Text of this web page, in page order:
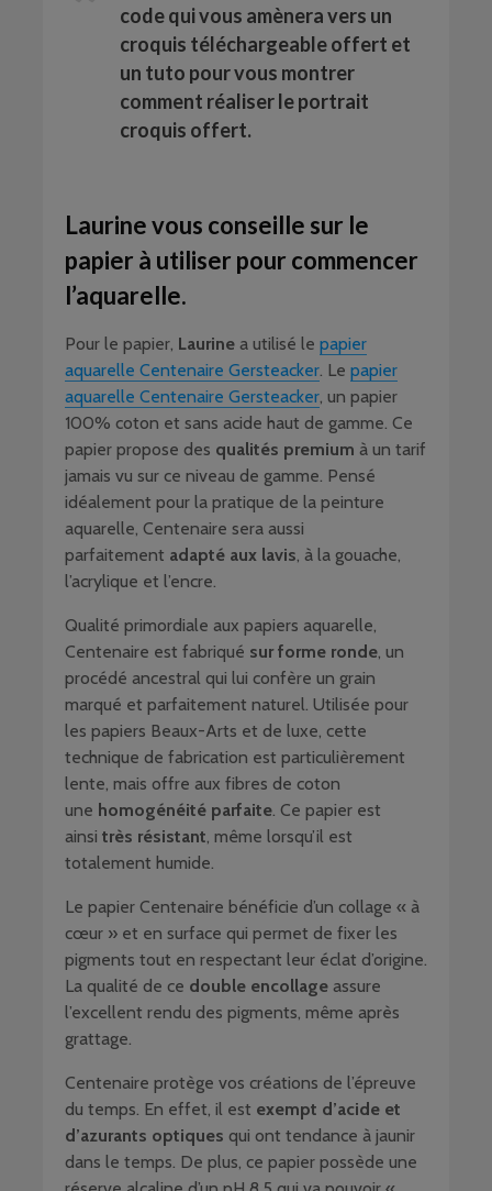
code qui vous amènera vers un
croquis téléchargeable offert et
un tuto pour vous montrer
comment réaliser le portrait
croquis offert.
Laurine vous conseille sur le
papier à utiliser pour commencer
l’aquarelle.
Pour le papier, Laurine a utilisé le papier
aquarelle Centenaire Gersteacker. Le papier
aquarelle Centenaire Gersteacker, un papier
100% coton et sans acide haut de gamme. Ce
papier propose des qualités premium à un tarif
jamais vu sur ce niveau de gamme. Pensé
idéalement pour la pratique de la peinture
aquarelle, Centenaire sera aussi
parfaitement adapté aux lavis, à la gouache,
l’acrylique et l’encre.
Qualité primordiale aux papiers aquarelle,
Centenaire est fabriqué sur forme ronde, un
procédé ancestral qui lui confère un grain
marqué et parfaitement naturel. Utilisée pour
les papiers Beaux-Arts et de luxe, cette
technique de fabrication est particulièrement
lente, mais offre aux fibres de coton
une homogénéité parfaite. Ce papier est
ainsi très résistant, même lorsqu’il est
totalement humide.
Le papier Centenaire bénéficie d’un collage « à
cœur » et en surface qui permet de fixer les
pigments tout en respectant leur éclat d’origine.
La qualité de ce double encollage assure
l’excellent rendu des pigments, même après
grattage.
Centenaire protège vos créations de l’épreuve
du temps. En effet, il est exempt d’acide et
d’azurants optiques qui ont tendance à jaunir
dans le temps. De plus, ce papier possède une